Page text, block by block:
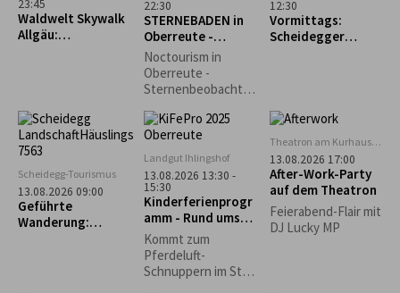
neuer Gegenstände
aufgewendet
werden müssten.
dieser Gedanke
weiterentwickelt
und auf den lokalen
Gesellschaft
getragen.
23:45
Waldwelt Skywalk
Allgäu:
22:30
STERNEBADEN in
Oberreute -
Perseiden-
Beobachtung
Noctourism in
Oberreute -
Sternenbeobachtu
Gemeinsam
schauen wir in den
Nachthimmel und
entdecken die
Schönheiten des
Nachthimmels.
12:30
Vormittags:
Scheidegger
Scheidegg-Tourismus
13.08.2026 09:00
Geführte
Wanderung:
Landgut Ihlingshof
13.08.2026 13:30 -
15:30
Kinderferienprogr
amm - Rund ums
Pferd -
AUSGEBUCHT!
Kommt zum
Pferdeluft-
Schnuppern im Stall
Theatron am Kurhaus
Scheidegg
13.08.2026 17:00
After-Work-Party
auf dem Theatron
Feierabend-Flair mit
DJ Lucky MP